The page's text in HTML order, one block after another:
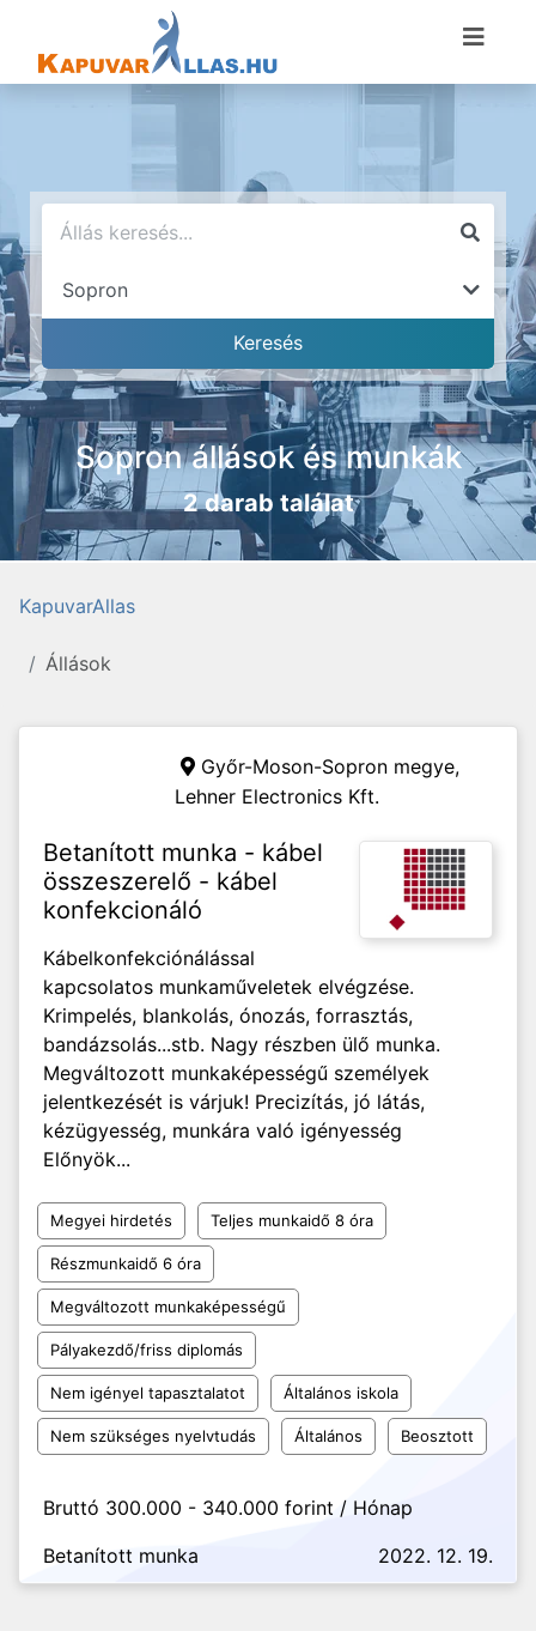
Sopron állások és munkák
2 darab találat
KapuvarAllas
Állások
Győr-Moson-Sopron megye,
Lehner Electronics Kft.
Betanított munka - kábel
összeszerelő - kábel
konfekcionáló
Kábelkonfekciónálással
kapcsolatos munkaműveletek elvégzése.
Krimpelés, blankolás, ónozás, forrasztás,
bandázsolás...stb. Nagy részben ülő munka.
Megváltozott munkaképességű személyek
jelentkezését is várjuk! Precizítás, jó látás,
kézügyesség, munkára való igényesség
Előnyök...
Megyei hirdetés Teljes munkaidő 8 óra
Részmunkaidő 6 óra
Megváltozott munkaképességű
Pályakezdő/friss diplomás
Nem igényel tapasztalatot Általános iskola
Nem szükséges nyelvtudás Általános Beosztott
Bruttó 300.000 - 340.000 forint / Hónap
Betanított munka
2022. 12. 19.